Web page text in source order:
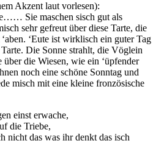
Akzent laut vorlesen):
Sie maschen sisch gut als
sehr gefreut über diese Tarte, die
‘Eute ist wirklisch ein guter Tag
Die Sonne strahlt, die Vöglein
über die Wiesen, wie ein ‘üpfender
noch eine schöne Sonntag und
misch mit eine kleine fronzösische
einst erwache,
die Triebe,
nicht das was ihr denkt das isch